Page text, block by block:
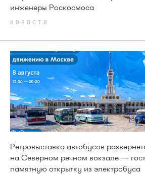
инженеры Роскосмоса
НОВОСТИ
Ретровыставка автобусов
на Северном речном вокзале —
памятную открытку из электробуса